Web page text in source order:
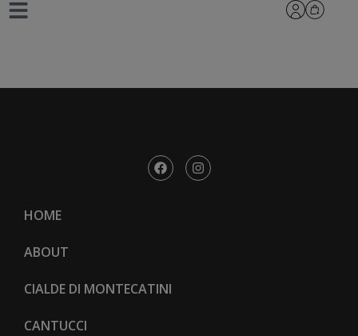
_L8A0670-Regina-1
HOME
ABOUT
CIALDE DI MONTECATINI
CANTUCCI